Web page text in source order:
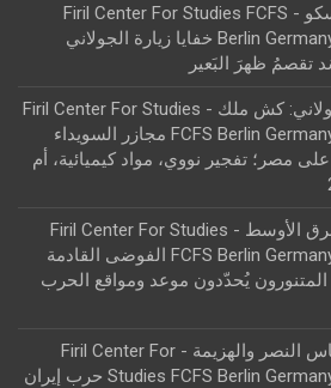
خفايا زيارة الجولاني لموسكو - Firil Center For Studies FCFS
Berlin Germany Dr. Jameel M. Shaheen خفايا زيارة الجولاني
تقصمُ ظهرَ البَعير
مجازر السويداء 2025 للجولاني: كش ملك - Firil Center For Studies
FCFS Berlin Germany Dr. Jameel M. Shaheen مجازر السويداء
على مصر؛ تفجير نووي، مواد كيميائية، أم
الفوضى القادمة على الشرق الأوسط - Firil Center For Studies
FCFS Berlin Germany Dr. Jameel M. Shaheen الفوضى القادمة
المتنورون يُحدّدون موعد ومواقع الحرب
حرب إيران إسرائيل، بمقياس النصر والهزيمة - Firil Center For
Studies FCFS Berlin Germany Dr. Jameel M. Shaheen حرب إيران